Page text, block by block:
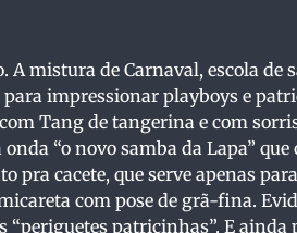
mistura de Carnaval, escola de
impressionar playboys e
Tang de tangerina e com
“o novo samba da Lapa” que
pra cacete, que serve apenas
com pose de grã-fina.
“periguetes patricinhas”. E